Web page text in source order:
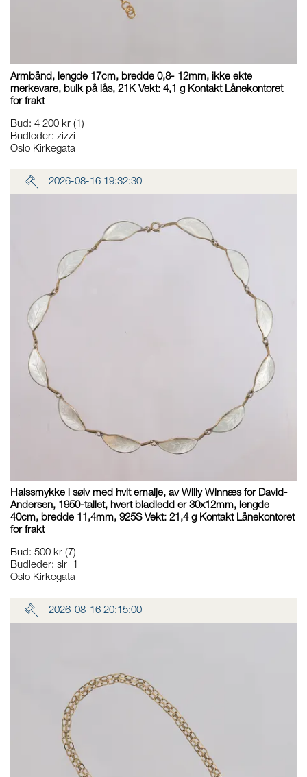
Armbånd, lengde 17cm, bredde 0,8- 12mm, ikke ekte
merkevare, bulk på lås, 21K Vekt: 4,1 g Kontakt Lånekontoret
for frakt
Bud: 4 200 kr (1)
Budleder: zizzi
Oslo Kirkegata
2026-08-16 19:32:30
Halssmykke i sølv med hvit emalje, av Willy Winnæs for David-
Andersen, 1950-tallet, hvert bladledd er 30x12mm, lengde
40cm, bredde 11,4mm, 925S Vekt: 21,4 g Kontakt Lånekontoret
for frakt
Bud: 500 kr (7)
Budleder: sir_1
Oslo Kirkegata
2026-08-16 20:15:00